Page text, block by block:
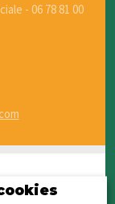
- 06 78 81 00